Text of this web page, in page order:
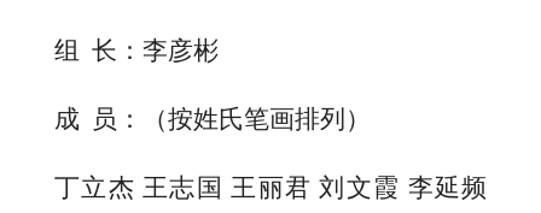
组 长：李彦彬
成 员：（按姓氏笔画排列）
丁立杰 王志国 王丽君 刘文霞 李延频